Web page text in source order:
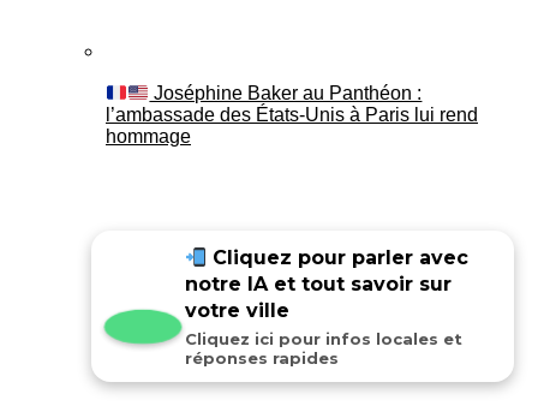
Joséphine Baker au Panthéon :
l’ambassade des États-Unis à Paris lui rend
hommage
Cliquez pour parler avec
notre IA et tout savoir sur
votre ville
Cliquez ici pour infos locales et
réponses rapides